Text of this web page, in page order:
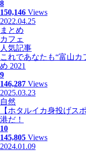
8
150,146 Views
2022.04.25
まとめ
カフェ
人気記事
これであなたも“富山
め 2021
9
146,287 Views
2025.03.23
自然
【ホタルイカ身投げス
港だ！
10
145,805 Views
2024.01.09